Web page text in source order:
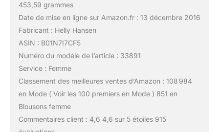
453,59 grammes
Date de mise en ligne sur Amazon.fr : 13 décembre 2016
Fabricant : Helly Hansen
ASIN : B01N7I7CF5
Numéro du modèle de l’article : 33891
Service : Femme
Classement des meilleures ventes d’Amazon : 108 984
en Mode ( Voir les 100 premiers en Mode ) 851 en
Blousons femme
Commentaires client : 4,6 4,6 sur 5 étoiles 915